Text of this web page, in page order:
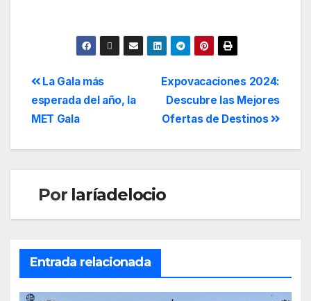
Expovacaciones 2024:
Descubre las Mejores
Ofertas de Destinos
La Gala más
esperada del año, la
MET Gala
Por laríadelocio
Entrada relacionada